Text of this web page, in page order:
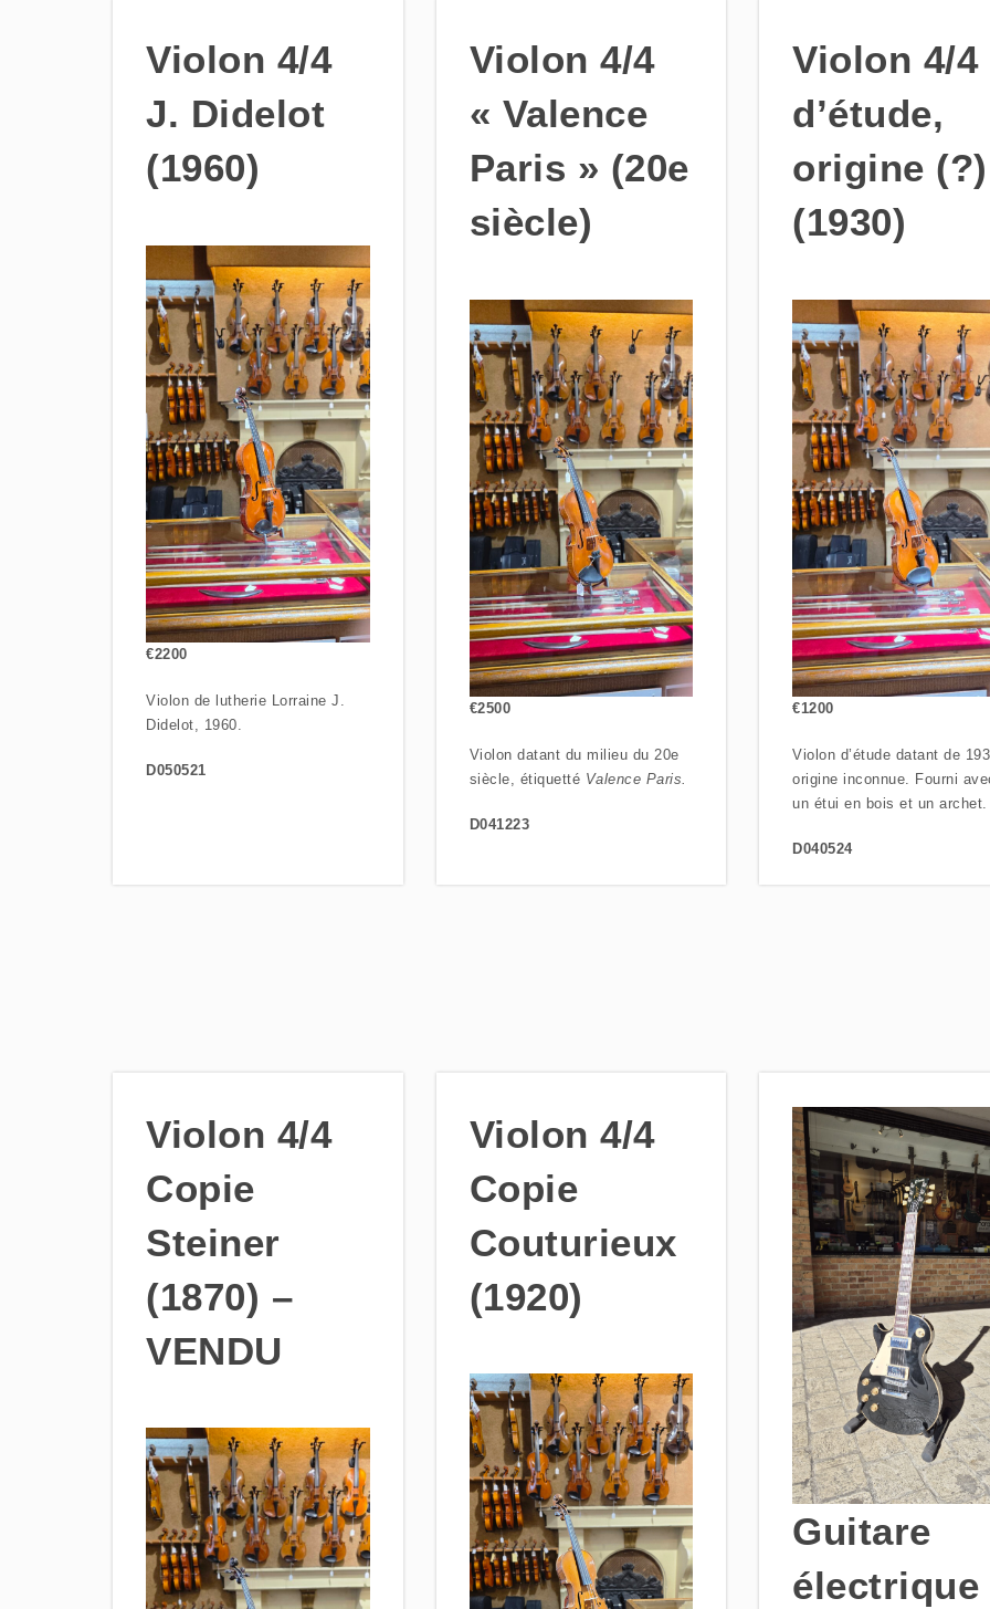
Violon 4/4
J. Didelot
(1960)
€2200
Violon de lutherie Lorraine J.
Didelot, 1960.
D050521
Violon 4/4
« Valence
Paris » (20e
siècle)
€2500
Violon datant du milieu du 20e
siècle, étiquetté Valence Paris.
D041223
Violon 4/4
d’étude,
origine (?)
(1930)
€1200
Violon d’étude datant de
origine inconnue. Fourni
un étui en bois et un archet.
D040524
Violon 4/4
Copie
Steiner
(1870) –
VENDU
Violon 4/4
Copie
Couturieux
(1920)
Guitare
électrique